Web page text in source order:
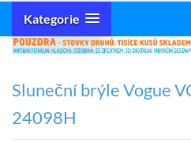
Kategorie
Sluneční brýle Vogue
24098H